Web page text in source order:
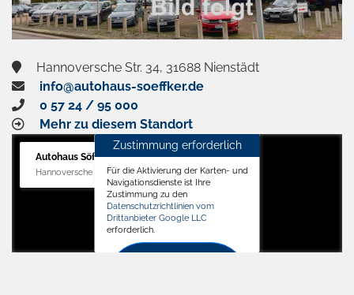
Hannoversche Str. 34, 31688 Nienstädt
info@autohaus-soeffker.de
0 57 24 / 95 000
Mehr zu diesem Standort
Autohaus Söffker GmbH
Hannoversche Str. 34, 31688 Nienstädt
Zustimmung erforderlich
Für die Aktivierung der Karten- und
Navigationsdienste ist Ihre
Zustimmung zu den
Datenschutzrichtlinien vom
Drittanbieter Google LLC
erforderlich.